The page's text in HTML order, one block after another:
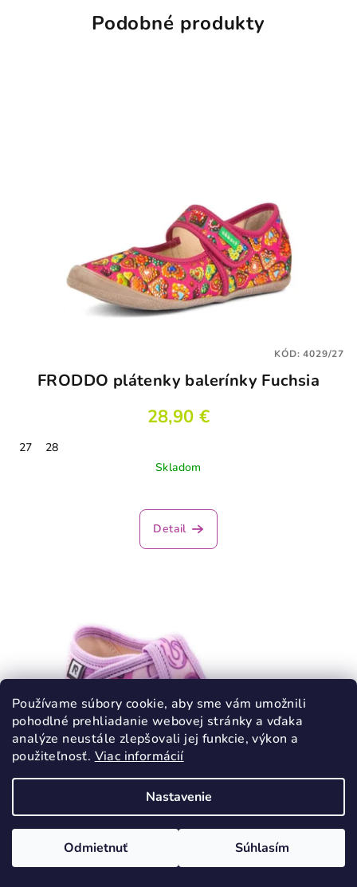
Používame súbory cookie, aby sme vám umožnili
pohodlné prehliadanie webovej stránky a vďaka
analýze neustále zlepšovali jej funkcie, výkon a
použiteľnosť. Viac informácií
Nastavenie
Odmietnuť Súhlasím
Podobné produkty
FRODDO plátenky balerínky Fuchsia
28,90 €
27
28
Skladom
Detail
KÓD:4029/27
RAK Papuče Škola ružová otvorená špička